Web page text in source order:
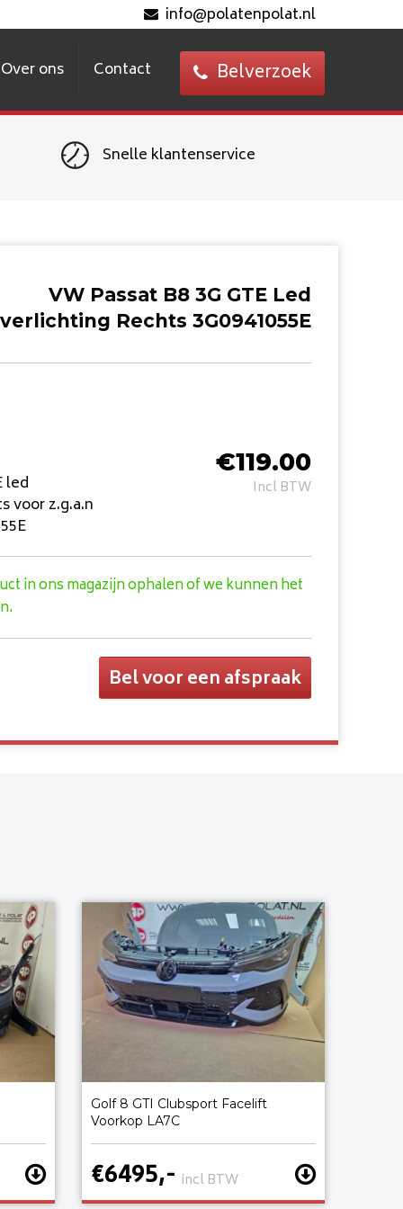
info@polatenpolat.nl
Over ons Contact Belverzoek
Snelle klantenservice
VW Passat B8 3G GTE Led
Rechts 3G0941055E
led
voor z.g.a.n
€119.00
Incl BTW
in ons magazijn ophalen of we kunnen het
Bel voor een afspraak
Golf 8 GTI Clubsport Facelift
Voorkop LA7C
€6495,- incl BTW